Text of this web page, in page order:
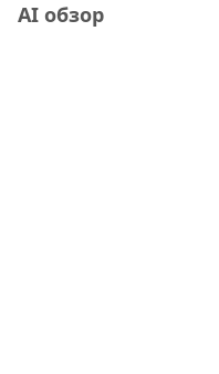
AI обзор